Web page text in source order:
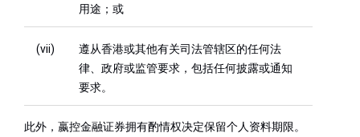
用途；或
(vii)
遵从香港或其他有关司法管辖区的任何法
律、政府或监管要求，包括任何披露或通知
要求。
此外，嬴控金融证券拥有酌情权决定保留个人资料期限。